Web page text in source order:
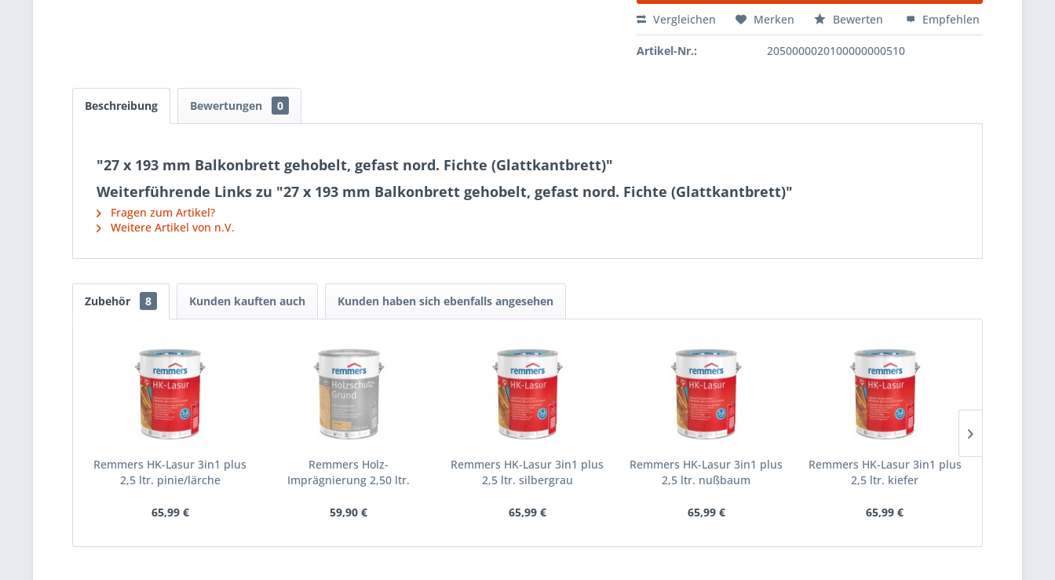
Vergleichen Merken Bewerten Empfehlen
Artikel-Nr.: 2050000020100000000510
Beschreibung Bewertungen 0
"27 x 193 mm Balkonbrett gehobelt, gefast nord. Fichte (Glattkantbrett)"
Weiterführende Links zu "27 x 193 mm Balkonbrett gehobelt, gefast nord. Fichte (Glattkantbrett)"
Fragen zum Artikel?
Weitere Artikel von n.V.
Zubehör 8 Kunden kauften auch Kunden haben sich ebenfalls angesehen
Remmers HK-Lasur 3in1 plus
2,5 ltr. pinie/lärche
65,99 €
Remmers Holz-
Imprägnierung 2,50 ltr.
59,90 €
Remmers HK-Lasur 3in1 plus
2,5 ltr. silbergrau
65,99 €
Remmers HK-Lasur 3in1 plus
2,5 ltr. nußbaum
65,99 €
Remmers HK-Lasur 3in1 plus
2,5 ltr. kiefer
65,99 €